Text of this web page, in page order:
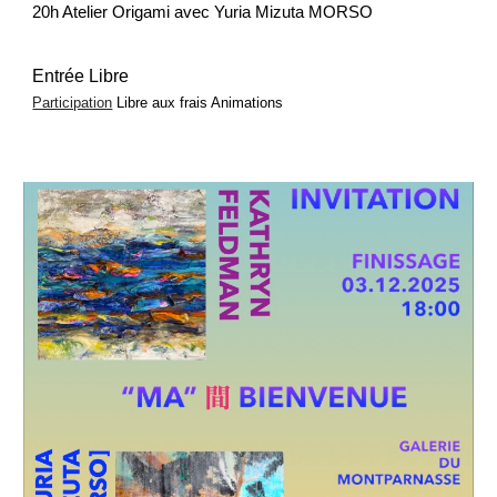
20h Atelier Origami avec Yuria Mizuta MORSO
Entrée Libre
Participation Libre aux frais Animations